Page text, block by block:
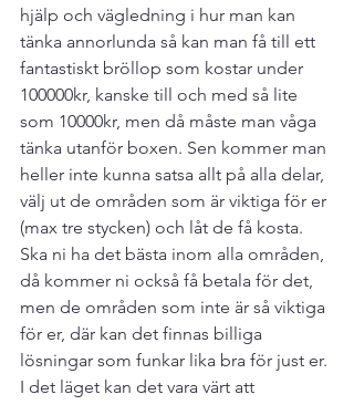
hjälp och vägledning i hur man kan
tänka annorlunda så kan man få till ett
fantastiskt bröllop som kostar under
100000kr, kanske till och med så lite
som 10000kr, men då måste man våga
tänka utanför boxen. Sen kommer man
heller inte kunna satsa allt på alla delar,
välj ut de områden som är viktiga för er
(max tre stycken) och låt de få kosta.
Ska ni ha det bästa inom alla områden,
då kommer ni också få betala för det,
men de områden som inte är så viktiga
för er, där kan det finnas billiga
lösningar som funkar lika bra för just er.
I det läget kan det vara värt att